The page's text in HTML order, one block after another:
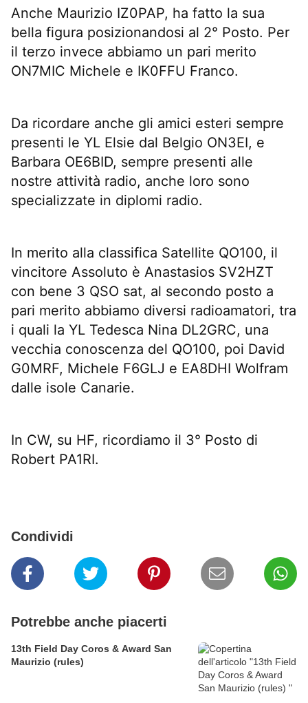
Anche Maurizio IZ0PAP, ha fatto la sua
bella figura posizionandosi al 2° Posto. Per
il terzo invece abbiamo un pari merito
ON7MIC Michele e IK0FFU Franco.
Da ricordare anche gli amici esteri sempre
presenti le YL Elsie dal Belgio ON3EI, e
Barbara OE6BID, sempre presenti alle
nostre attività radio, anche loro sono
specializzate in diplomi radio.
In merito alla classifica Satellite QO100, il
vincitore Assoluto è Anastasios SV2HZT
con bene 3 QSO sat, al secondo posto a
pari merito abbiamo diversi radioamatori, tra
i quali la YL Tedesca Nina DL2GRC, una
vecchia conoscenza del QO100, poi David
G0MRF, Michele F6GLJ e EA8DHI Wolfram
dalle isole Canarie.
In CW, su HF, ricordiamo il 3° Posto di
Robert PA1RI.
Condividi
Potrebbe anche piacerti
13th Field Day Coros & Award San
Maurizio (rules)